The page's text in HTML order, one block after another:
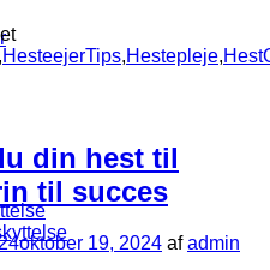
,HesteejerTips,Hestepleje,
din hest til
til succes
oktober 19, 2024 afadmin